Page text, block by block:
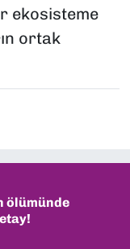
ekosisteme
ortak
ölümünde